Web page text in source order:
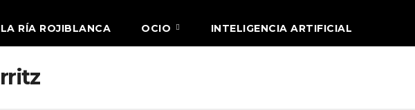
LA RÍA ROJIBLANCA OCIO INTELIGENCIA ARTIFICIAL